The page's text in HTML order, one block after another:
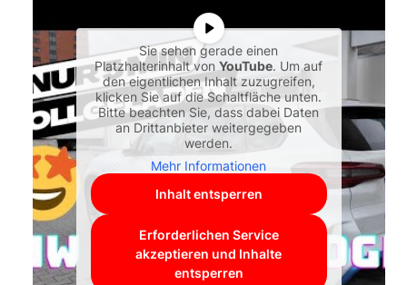
Sie sehen gerade einen
Platzhalterinhalt vonYouTube. Um auf
den eigentlichen Inhalt zuzugreifen,
klicken Sie auf die Schaltfläche unten.
Bitte beachten Sie, dass dabei Daten
an Drittanbieter weitergegeben
werden.
Mehr Informationen
Inhalt entsperren
Erforderlichen Service
akzeptieren und Inhalte
entsperren